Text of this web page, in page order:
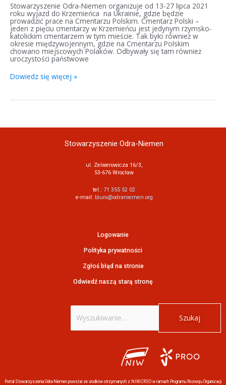
Stowarzyszenie Odra-Niemen organizuje od 13-27 lipca 2021
roku wyjazd do Krzemieńca na Ukrainie, gdzie będzie
prowadzić prace na Cmentarzu Polskim. Cmentarz Polski –
jeden z pięciu cmentarzy w Krzemieńcu jest jedynym rzymsko-
katolickim cmentarzem w tym mieście. Tak było również w
okresie międzywojennym, gdzie na Cmentarzu Polskim
chowano miejscowych Polaków. Odbywały się tam również
uroczystości państwowe
Dowiedz się więcej »
Stowarzyszenie Odra-Niemen
ul. Zelwerowicza 16/3,
53-676 Wrocław
tel.: 71 355 52 02
e-mail: biuro@odraniemen.org
Logowanie
Polityka prywatności
Zgłoś błąd na stronie
Odwiedź naszą starą stronę
Szukaj
dla:
Portal Stowarzyszenia Odra-Niemen powstał ze środków otrzymanych z NIW-CRSO w ramach Programu Rozwoju Organizacji